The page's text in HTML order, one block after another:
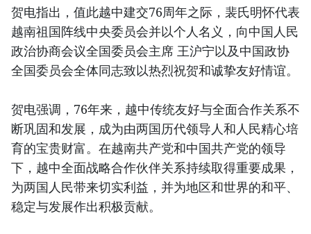
贺电指出，值此越中建交76周年之际，裴氏明怀代表
越南祖国阵线中央委员会并以个人名义，向中国人民
政治协商会议全国委员会主席 王沪宁以及中国政协
全国委员会全体同志致以热烈祝贺和诚挚友好情谊。
贺电强调，76年来，越中传统友好与全面合作关系不
断巩固和发展，成为由两国历代领导人和人民精心培
育的宝贵财富。在越南共产党和中国共产党的领导
下，越中全面战略合作伙伴关系持续取得重要成果，
为两国人民带来切实利益，并为地区和世界的和平、
稳定与发展作出积极贡献。